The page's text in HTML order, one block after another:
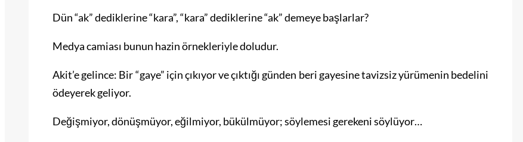
Dün “ak” dediklerine “kara”, “kara” dediklerine “ak” demeye başlarlar?
Medya camiası bunun hazin örnekleriyle doludur.
Akit’e gelince: Bir “gaye” için çıkıyor ve çıktığı günden beri gayesine tavizsiz yürümenin bedelini
ödeyerek geliyor.
Değişmiyor, dönüşmüyor, eğilmiyor, bükülmüyor; söylemesi gerekeni söylüyor…